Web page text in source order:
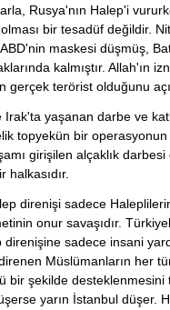
Rusya'nın Halep'i
bir tesadüf değildir.
maskesi düşmüş,
kalmıştır. Allah'ın
gerçek terörist olduğunu
Irak'ta yaşanan darbe ve
topyekün bir operasyonun
girişilen alçaklık
direnişi sadece
onur savaşıdır.
sadece insani
Müslümanların her
bir şekilde desteklenmesini
yarın İstanbul düşer.